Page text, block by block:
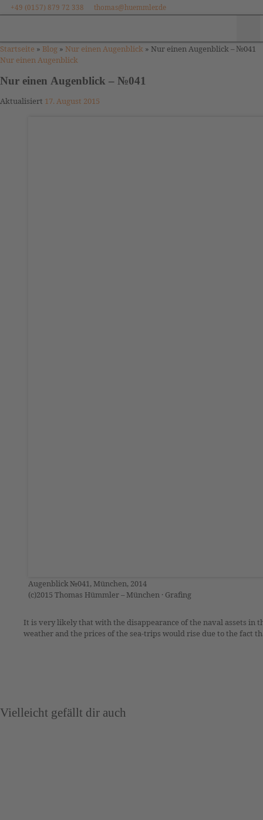
Zum Inhalt springen
+49 (0157) 879 72 338 thomas@huemmler.de
Startseite » Blog » Nur einen Augenblick » Nur einen Augenblick – №041
Nur einen Augenblick
Nur einen Augenblick – №041
Aktualisiert 17. August 2015
Augenblick №041, München, 2014
(c)2015 Thomas Hümmler – München · Grafing
It is very likely that with the disappearance of the naval assets
weather and the prices of the sea-trips would rise due to the fact
Vielleicht gefällt dir auch